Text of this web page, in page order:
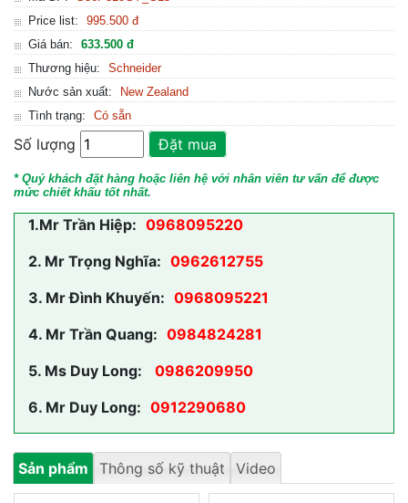
Price list:
995.500 đ
Giá bán:
633.500 đ
Thương hiệu:
Schneider
Nước sản xuất:
New Zealand
Tình trạng:
Có sẵn
Số lượng Đặt mua
* Quý khách đặt hàng hoặc liên hệ với nhân viên tư vấn để được
mức chiết khấu tốt nhất.
1.Mr Trần Hiệp: 0968095220
2. Mr Trọng Nghĩa: 0962612755
3. Mr Đình Khuyến: 0968095221
4. Mr Trần Quang: 0984824281
5. Ms Duy Long:
0986209950
6. Mr Duy Long: 0912290680
Sản phẩm Thông số kỹ thuật Video